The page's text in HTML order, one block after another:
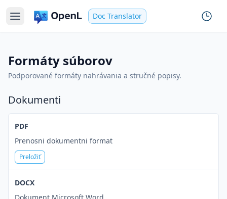
Doc Translator
Formáty súborov
Podporované formáty nahrávania a stručné popisy.
Dokumenti
PDF
Prenosni dokumentni format
Preložiť
DOCX